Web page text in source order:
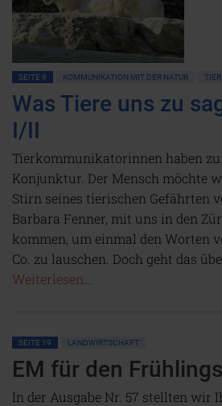
SEITE 9 KOMMUNIKATION MIT DER NATUR
Was Tiere uns zu
I/II
Tierkommunikatorinnen haben
Konjunktur. Der Mensch möchte
Stirn seines tierischen Gefährten
Barbara Fenner, mit uns in den
kommen, um einmal den Worten
Co. zu lauschen. Doch geht das
Weiterlesen...
SEITE 19 LANDWIRTSCHAFT
EM für den
In der Ausgabe Nr. 57 stellten wir